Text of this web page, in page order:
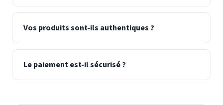
Vos produits sont-ils authentiques ?
Le paiement est-il sécurisé ?